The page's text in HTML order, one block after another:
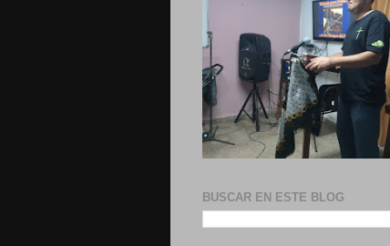
BUSCAR EN ESTE BLOG